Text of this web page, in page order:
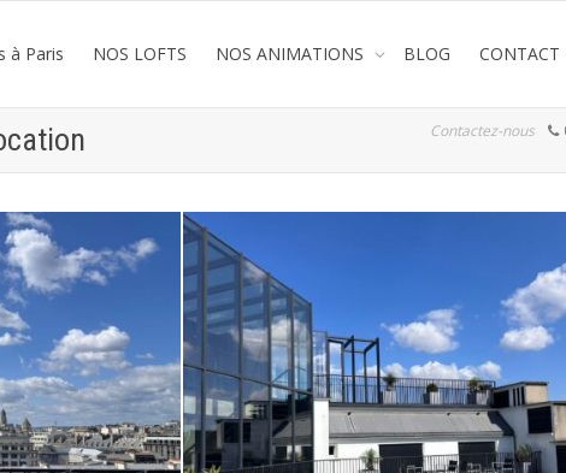
à Paris NOS LOFTS NOS ANIMATIONS BLOG CONTACT
Contactez-nous